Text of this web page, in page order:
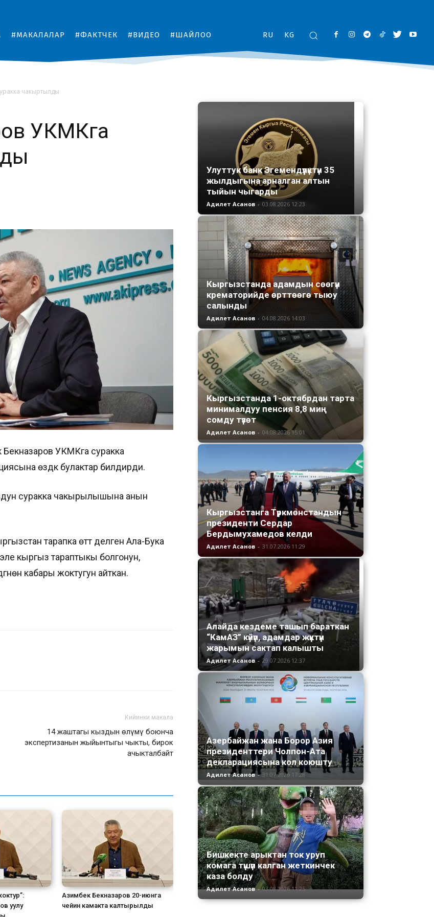
#МАКАЛАЛАР #ФАКТЧЕК #ВИДЕО #ШАЙЛОО RU KG
чакыртылды
УКМКга
Бекназаров УКМКга суракка
өздүк булактар билдирди.
суракка чакырылышына анын
тарапка өттү делген Ала-Бука
кыргыз тараптыкы болгонун,
кабары жоктугун айткан.
Кийинки макала
14 жаштагы кыздын өлүмү боюнча
экспертизанын жыйынтыгы чыкты, бирок
ачыкталбайт
уулу
Азимбек Бекназаров 20-июнга
чейин камакта калтырылды
Улуттук банк Эгемендүүлүктүн 35
жылдыгына арналган алтын
тыйын чыгарды
Адилет Асанов - 03.08.2026 12:23
Кыргызстанда адамдын сөөгүн
крематорийде өрттөөгө тыюу
салынды
Адилет Асанов - 04.08.2026 14:03
Кыргызстанда 1-октябрдан тарта
минималдуу пенсия 8,8 миң
сомду түзөт
Адилет Асанов - 04.08.2026 15:01
Кыргызстанга Түркмөнстандын
президенти Сердар
Бердымухамедов келди
Адилет Асанов - 31.07.2026 11:29
Алайда кездеме ташып бараткан
“КамАЗ” күйүп, адамдар жүктүн
жарымын сактап калышты
Адилет Асанов - 29.07.2026 12:37
Азербайжан жана Борор Азия
президенттери Чолпон-Ата
декларациясына кол коюшту
Адилет Асанов - 31.07.2026 17:28
Бишкекте арыктан ток уруп
комага түшүп калган жеткинчек
каза болду
Адилет Асанов - 03.08.2026 11:25